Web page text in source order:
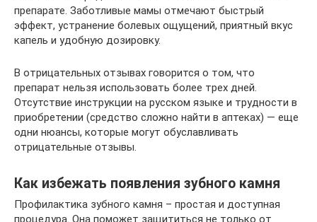
препарате. Заботливые мамы отмечают быстрый
эффект, устранение болевых ощущений, приятный вкус
капель и удобную дозировку.
В отрицательных отзывах говорится о том, что
препарат нельзя использовать более трех дней.
Отсутствие инструкции на русском языке и трудности в
приобретении (средство сложно найти в аптеках) — еще
одни нюансы, которые могут обуславливать
отрицательные отзывы.
Как избежать появления зубного камня
Профилактика зубного камня – простая и доступная
процедура. Она поможет защититься не только от